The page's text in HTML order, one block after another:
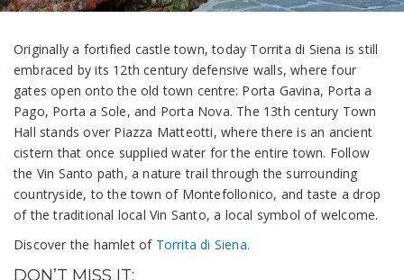
Originally a fortified castle town, today Torrita di Siena is still
embraced by its 12th century defensive walls, where four
gates open onto the old town centre: Porta Gavina, Porta a
Pago, Porta a Sole, and Porta Nova. The 13th century Town
Hall stands over Piazza Matteotti, where there is an ancient
cistern that once supplied water for the entire town. Follow
the Vin Santo path, a nature trail through the surrounding
countryside, to the town of Montefollonico, and taste a drop
of the traditional local Vin Santo, a local symbol of welcome.
Discover the hamlet of Torrita di Siena.
DON’T MISS IT: